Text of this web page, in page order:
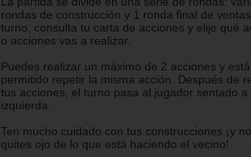
rondas de construcción y 1 ronda final de
turno, consulta tu carta de acciones y elije qué
o acciones vas a realizar.
Puedes realizar un máximo de 2 acciones y está
permitido repetir la misma acción. Después de
tus acciones, el turno pasa al jugador sentado a
izquierda.
Ten mucho cuidado con tus construcciones ¡y no
quites ojo de lo que está haciendo el vecino!